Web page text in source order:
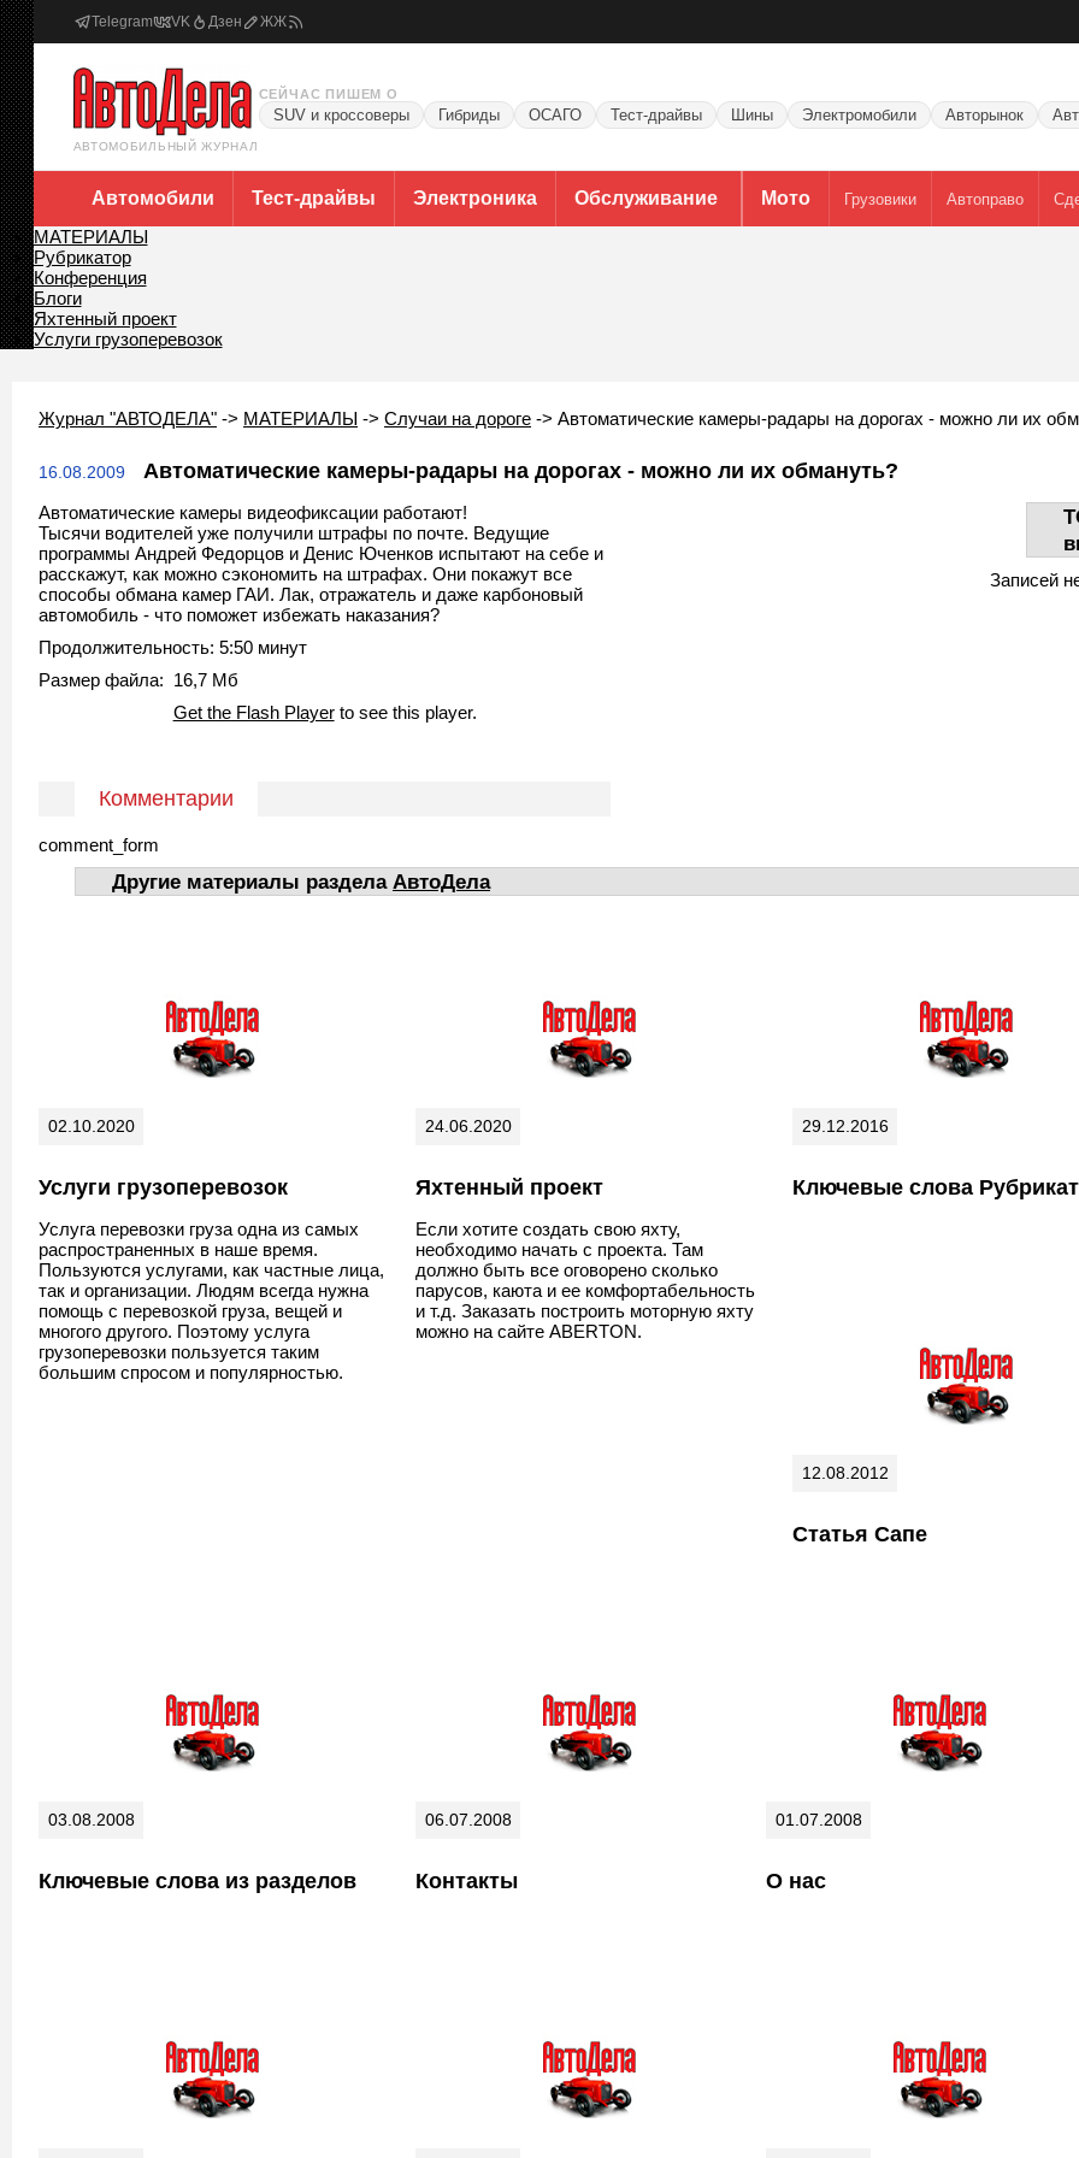
Telegram VK Дзен ЖЖ
АВТОМОБИЛЬНЫЙ ЖУРНАЛ
СЕЙЧАС ПИШЕМ О
SUV и кроссоверы Гибриды ОСАГО Тест-драйвы Шины Электромобили Авторынок
Автомобили Тест-драйвы Электроника Обслуживание Мото Грузовики Автоправо
МАТЕРИАЛЫ
Рубрикатор
Конференция
Блоги
Яхтенный проект
Услуги грузоперевозок
Журнал "АВТОДЕЛА" -> МАТЕРИАЛЫ -> Случаи на дороге -> Автоматические камеры-радары на дорогах - можно ли их
16.08.2009 Автоматические камеры-радары на дорогах - можно ли их обмануть?
Автоматические камеры видеофиксации работают!
Тысячи водителей уже получили штрафы по почте. Ведущие
программы Андрей Федорцов и Денис Юченков испытают на себе и
расскажут, как можно сэкономить на штрафах. Они покажут все
способы обмана камер ГАИ. Лак, отражатель и даже карбоновый
автомобиль - что поможет избежать наказания?
Продолжительность: 5:50 минут
Размер файла: 16,7 Мб
Get the Flash Playerto see this player.
Комментарии
comment_form
Записей
Другие материалы раздела АвтоДела
02.10.2020
Услуги грузоперевозок
Услуга перевозки груза одна из самых
распространенных в наше время.
Пользуются услугами, как частные лица,
так и организации. Людям всегда нужна
помощь с перевозкой груза, вещей и
многого другого. Поэтому услуга
грузоперевозки пользуется таким
большим спросом и популярностью.
24.06.2020
Яхтенный проект
Если хотите создать свою яхту,
необходимо начать с проекта. Там
должно быть все оговорено сколько
парусов, каюта и ее комфортабельность
и т.д. Заказать построить моторную яхту
можно на сайте ABERTON.
29.12.2016
Ключевые слова
12.08.2012
Статья Сапе
03.08.2008
Ключевые слова из разделов
06.07.2008
Контакты
01.07.2008
О нас